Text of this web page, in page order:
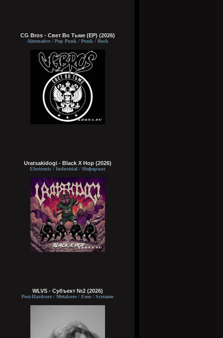
CG Bros - Свет Во Тьме (EP) (2026)
Alternative / Pop Punk / Punk / Rock
Uratsakidogi - Black X Hop (2026)
Electronic / Industrial / Неформат
WLVS - Субъект №2 (2026)
Post-Hardcore / Metalcore / Emo / Screamo